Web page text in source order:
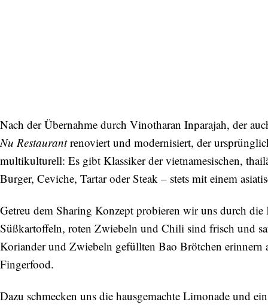
Nach der Übernahme durch Vinotharan Inparajah, der
Nu Restaurantrenoviert und modernisiert, der
multikulturell: Es gibt Klassiker der vietnamesischen,
Burger, Ceviche, Tartar oder Steak – stets mit einem
Getreu dem Sharing Konzept probieren wir uns durch
Süßkartoffeln, roten Zwiebeln und Chili sind frisch und
Koriander und Zwiebeln gefüllten Bao Brötchen erinnern
Fingerfood.
Dazu schmecken uns die hausgemachte Limonade und